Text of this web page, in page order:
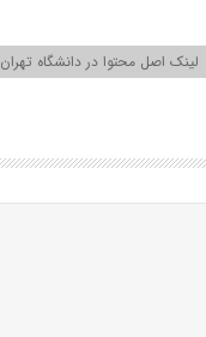
لینک اصل محتوا در دانشگاه تهران